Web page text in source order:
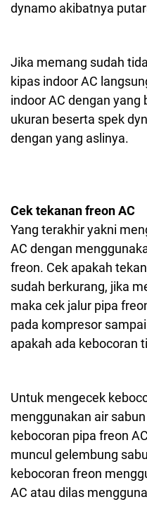
dynamo akibatnya
Jika memang sudah
kipas indoor AC
indoor AC dengan yang
ukuran beserta spek
dengan yang aslinya.
Cek tekanan freon AC
Yang terakhir yakni
AC dengan
freon. Cek apakah
sudah berkurang, jika
maka cek jalur pipa
pada kompresor
apakah ada kebocoran
Untuk mengecek
menggunakan air
kebocoran pipa freon
muncul gelembung
kebocoran freon
AC atau dilas